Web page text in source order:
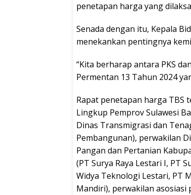
penetapan harga yang
Senada dengan itu, Kepala
menekankan pentingnya
“Kita berharap antara PKS
Permentan 13 Tahun 2024
Rapat penetapan harga TBS
Lingkup Pemprov Sulawesi
Dinas Transmigrasi dan
Pembangunan), perwakilan
Pangan dan Pertanian
(PT Surya Raya Lestari I, PT
Widya Teknologi Lestari, PT
Mandiri), perwakilan asosiasi